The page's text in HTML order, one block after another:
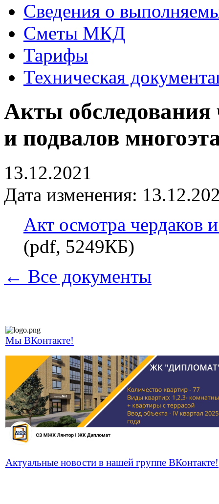
Сведения о
Сметы МКД
Тарифы
Техническая
Акты
и подвалов
13.12.2021
Дата изменения:
Акт осмотра
(pdf, 5249КБ)
← Все документы
Мы ВКонтакте!
Актуальные новости в нашей группе ВКонтакте!